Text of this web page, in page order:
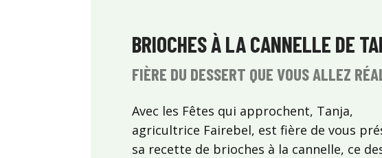
BRIOCHES À LA CANNELLE DE
FIÈRE DU DESSERT QUE VOUS ALLEZ
Avec les Fêtes qui approchent, Tanja,
agricultrice Fairebel, est fière de vous
sa recette de brioches à la cannelle, ce